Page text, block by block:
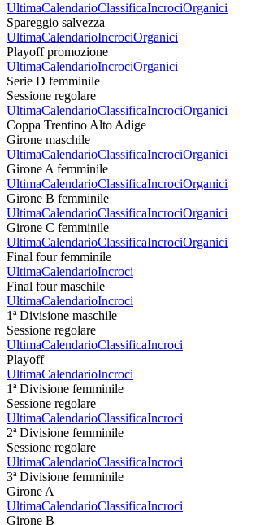
UltimaCalendarioClassificaIncrociOrganici
Spareggio salvezza
UltimaCalendarioIncrociOrganici
Playoff promozione
UltimaCalendarioIncrociOrganici
Serie D femminile
Sessione regolare
UltimaCalendarioClassificaIncrociOrganici
Coppa Trentino Alto Adige
Girone maschile
UltimaCalendarioClassificaIncrociOrganici
Girone A femminile
UltimaCalendarioClassificaIncrociOrganici
Girone B femminile
UltimaCalendarioClassificaIncrociOrganici
Girone C femminile
UltimaCalendarioClassificaIncrociOrganici
Final four femminile
UltimaCalendarioIncroci
Final four maschile
UltimaCalendarioIncroci
1ª Divisione maschile
Sessione regolare
UltimaCalendarioClassificaIncroci
Playoff
UltimaCalendarioIncroci
1ª Divisione femminile
Sessione regolare
UltimaCalendarioClassificaIncroci
2ª Divisione femminile
Sessione regolare
UltimaCalendarioClassificaIncroci
3ª Divisione femminile
Girone A
UltimaCalendarioClassificaIncroci
Girone B